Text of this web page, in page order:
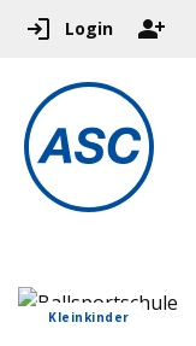
Login
Kleinkinder